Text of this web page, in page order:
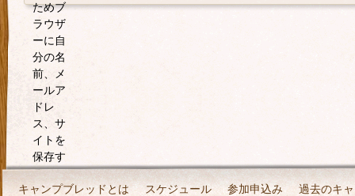
ためブ
ラウザ
ーに自
分の名
前、メ
ールア
ドレ
ス、サ
イトを
保存す
る。
キャンプブレッドとは
スケジュール 参加申込み 過去のキ